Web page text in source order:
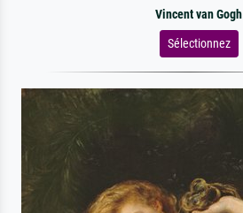
Vincent van Gogh
Sélectionnez